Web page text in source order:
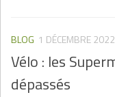
BLOG 1 DÉCEMBRE 2022
Vélo : les
dépassés